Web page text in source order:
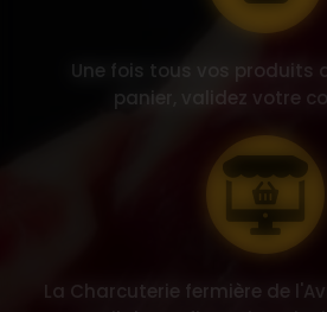
Une fois tous vos produits
panier, validez votre
La Charcuterie fermière de